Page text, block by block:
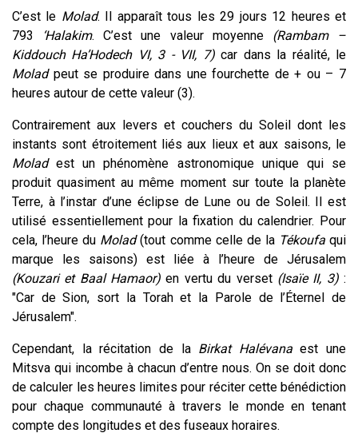
C’est le Molad. Il apparaît tous les 29 jours 12 heures et
793
‘Halakim. C’est une valeur moyenne (Rambam –
Kiddouch Ha’Hodech VI, 3 - VII, 7)car dans la réalité, le
Moladpeut se produire dans une fourchette de + ou – 7
heures autour de cette valeur (3).
Contrairement aux levers et couchers du Soleil dont les
instants sont étroitement liés aux lieux et aux saisons, le
Moladest un phénomène astronomique unique qui se
produit quasiment au même moment sur toute la planète
Terre, à l’instar d’une éclipse de Lune ou de Soleil. Il est
utilisé essentiellement pour la fixation du calendrier. Pour
cela, l’heure du Molad(tout comme celle de la Tékoufaqui
marque les saisons) est liée à l’heure de Jérusalem
(Kouzari et Baal Hamaor)en vertu du verset (Isaïe II, 3):
"Car de Sion, sort la Torah et la Parole de l’Éternel de
Jérusalem".
Cependant, la récitation de la Birkat Halévanaest une
Mitsva qui incombe à chacun d’entre nous. On se doit donc
de calculer les heures limites pour réciter cette bénédiction
pour chaque communauté à travers le monde en tenant
compte des longitudes et des fuseaux horaires.